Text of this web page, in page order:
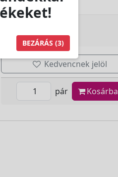
Kedvencnek jelöl
pár Kosárba
BEZÁRÁS (2)